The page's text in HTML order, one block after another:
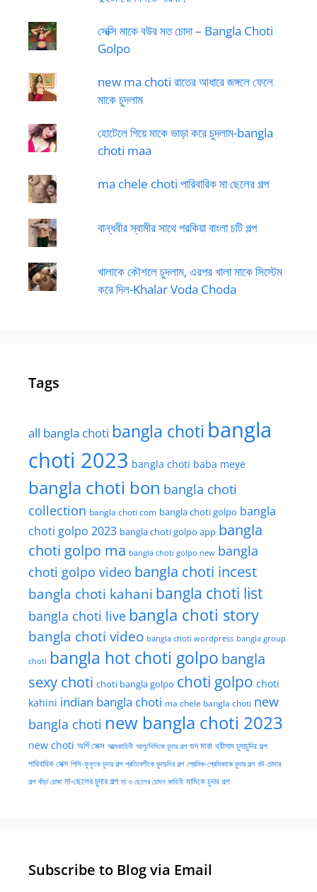
সেক্সি মাকে বউর মত চোদা – Bangla Choti
Golpo
new ma choti রাতের আধারে জঙ্গলে ফেলে
মাকে চুদলাম
হোটেলে গিয়ে মাকে ভাড়া করে চুদলাম-bangla
choti maa
ma chele choti পারিবারিক মা ছেলের গল্প
বান্ধবীর স্বামীর সাথে পরকিয়া বাংলা চটি গল্প
খালাকে কৌশলে চুদলাম, এরপর খালা মাকে সিস্টেম
করে দিল-Khalar Voda Choda
Tags
all bangla choti bangla choti bangla
choti 2023 bangla choti baba meye
bangla choti bon bangla choti
collection bangla choti com bangla choti golpo bangla
choti golpo 2023 bangla choti golpo app bangla
choti golpo ma bangla choti golpo new bangla
choti golpo video bangla choti incest
bangla choti kahani bangla choti list
bangla choti live bangla choti story
bangla choti video bangla choti wordpress bangla group
choti bangla hot choti golpo bangla
sexy choti choti bangla golpo choti golpo choti
kahini indian bangla choti ma chele bangla choti new
bangla choti new bangla choti 2023
new choti অর্গি সেক্স আত্মকাহিনী আপু/দিদিকে চুদার গল্প গুদ মারা থ্রীসাম চুদাচুদির গল্প
পারিবারিক সেক্স পিসি-ফুফুকে চুদার গল্প প্রতিবেশীকে চুদাচদির গল্প প্রেমিক-প্রেমিকাকে চুদার গল্প বউ চোদার
গল্প বাঁড়া চোষা মা-ছেলের চুদার গল্প মা ও ছেলের চোদন কাহিনী মামিকে চুদার গল্প
Subscribe to Blog via Email